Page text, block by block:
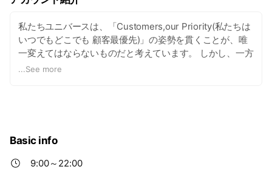
私たちユニバースは、「Customers,our Priority(私たちは
いつでもどこでも 顧客最優先)」の姿勢を貫くことが、唯
一変えてはならないものだと考えています。 しかし、一方
で、お客様にとって便利な店舗づくりやサービスなどは、
えも、価格も、お客様の視点で追求する姿勢が重要になり
ます。 お客様の、より豊かで便利な消費生活のために、ユ
...See more
Basic info
9:00～22:00